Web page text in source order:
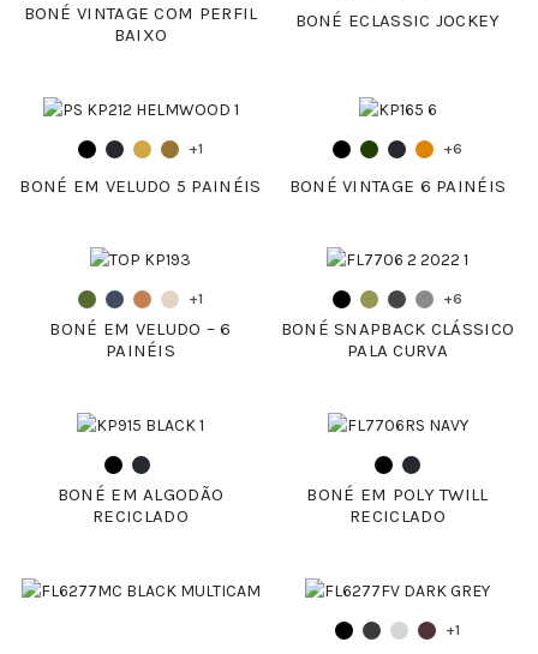
BONÉ VINTAGE COM PERFIL
BAIXO
BONÉ ECLASSIC JOCKEY
+1
BONÉ EM VELUDO 5 PAINÉIS
+6
BONÉ VINTAGE 6 PAINÉIS
+1
BONÉ EM VELUDO – 6
PAINÉIS
+6
BONÉ SNAPBACK CLÁSSICO
PALA CURVA
BONÉ EM ALGODÃO
RECICLADO
BONÉ EM POLY TWILL
RECICLADO
+1